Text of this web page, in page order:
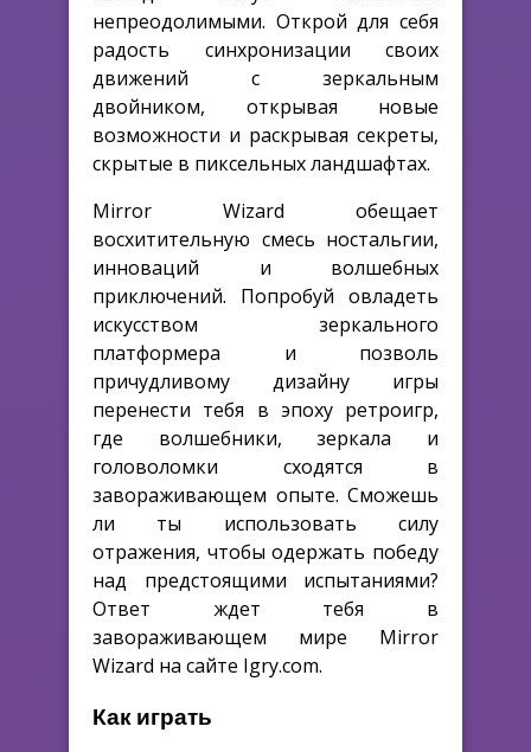
непреодолимыми. Открой для себя
радость синхронизации своих
движений с зеркальным
двойником, открывая новые
возможности и раскрывая секреты,
скрытые в пиксельных ландшафтах.
Mirror Wizard обещает
восхитительную смесь ностальгии,
инноваций и волшебных
приключений. Попробуй овладеть
искусством зеркального
платформера и позволь
причудливому дизайну игры
перенести тебя в эпоху ретроигр,
где волшебники, зеркала и
головоломки сходятся в
завораживающем опыте. Сможешь
ли ты использовать силу
отражения, чтобы одержать победу
над предстоящими испытаниями?
Ответ ждет тебя в
завораживающем мире Mirror
Wizard на сайте Igry.com.
Как играть